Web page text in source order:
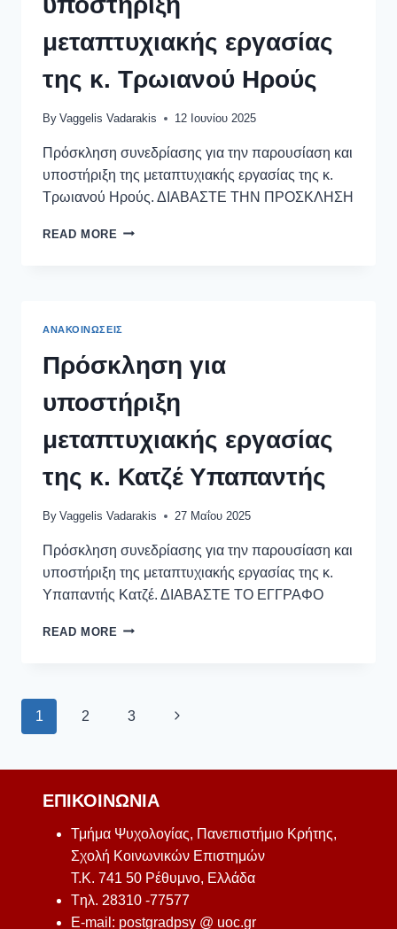
μεταπτυχιακής εργασίας
της κ. Τρωιανού Ηρούς
By Vaggelis Vadarakis 12 Ιουνίου 2025
Πρόσκληση συνεδρίασης για την παρουσίαση και
υποστήριξη της μεταπτυχιακής εργασίας της κ.
Τρωιανού Ηρούς. ΔΙΑΒΑΣΤΕ ΤΗΝ ΠΡΟΣΚΛΗΣΗ
READ MORE
ΑΝΑΚΟΙΝΏΣΕΙΣ
Πρόσκληση για
υποστήριξη
μεταπτυχιακής εργασίας
της κ. Κατζέ Υπαπαντής
By Vaggelis Vadarakis 27 Μαΐου 2025
Πρόσκληση συνεδρίασης για την παρουσίαση και
υποστήριξη της μεταπτυχιακής εργασίας της κ.
Υπαπαντής Κατζέ. ΔΙΑΒΑΣΤΕ ΤΟ ΕΓΓΡΑΦΟ
READ MORE
1 2 3
ΕΠΙΚΟΙΝΩΝΊΑ
Τμήμα Ψυχολογίας, Πανεπιστήμιο Κρήτης,
Σχολή Κοινωνικών Επιστημών
Τ.Κ. 741 50 Ρέθυμνο, Ελλάδα
Tηλ. 28310 -77577
E-mail: postgradpsy @ uoc.gr